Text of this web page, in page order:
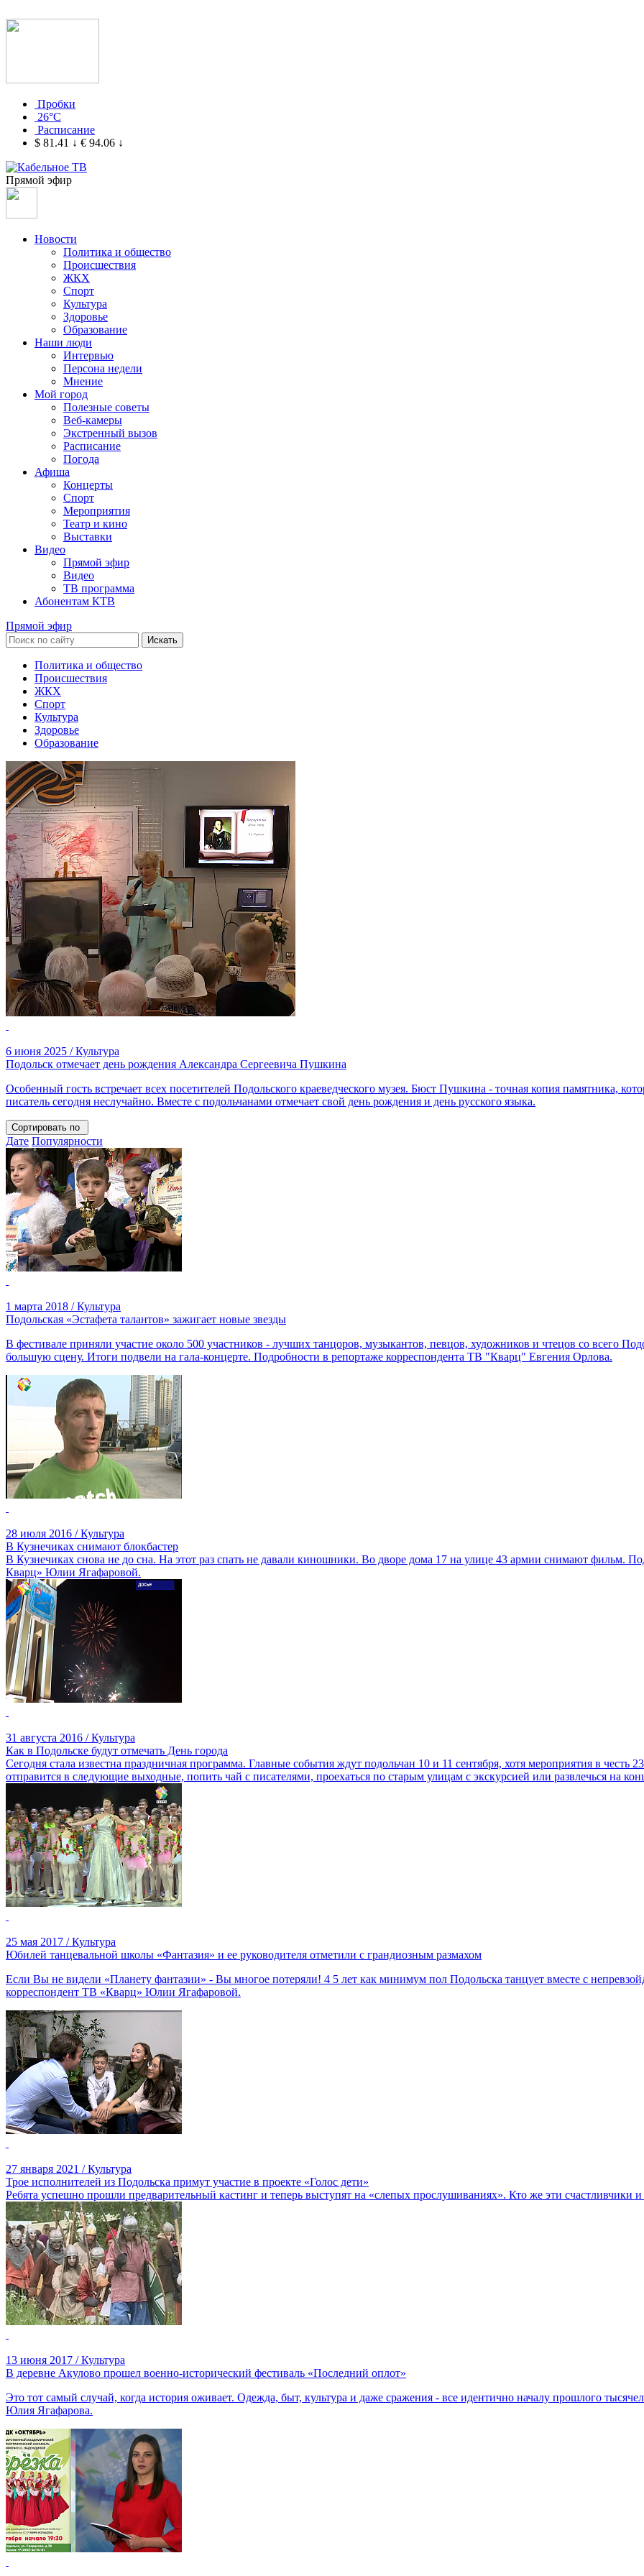
Пробки
26°C
Расписание
$ 81.41 ↓ € 94.06 ↓
Прямой эфир
Новости
Политика и общество
Происшествия
ЖКХ
Спорт
Культура
Здоровье
Образование
Наши люди
Интервью
Персона недели
Мнение
Мой город
Полезные советы
Веб-камеры
Экстренный вызов
Расписание
Погода
Афиша
Концерты
Спорт
Мероприятия
Театр и кино
Выставки
Видео
Прямой эфир
Видео
ТВ программа
Абонентам КТВ
Прямой эфир
Искать
Политика и общество
Происшествия
ЖКХ
Спорт
Культура
Здоровье
Образование
6 июня 2025 / Культура
Подольск отмечает день рождения Александра Сергеевича Пушкина
Особенный гость встречает всех посетителей Подольского краеведческого музея. Бюст Пушкина - точная копия памятника,
писатель сегодня неслучайно. Вместе с подольчанами отмечает свой день рождения и день русского языка.
Сортировать по
Дате Популярности
1 марта 2018 / Культура
Подольская «Эстафета талантов» зажигает новые звезды
В фестивале приняли участие около 500 участников - лучших танцоров, музыкантов, певцов, художников и чтецов со всего
большую сцену. Итоги подвели на гала-концерте. Подробности в репортаже корреспондента ТВ "Кварц" Евгения Орлова.
28 июля 2016 / Культура
В Кузнечиках снимают блокбастер
В Кузнечиках снова не до сна. На этот раз спать не давали киношники. Во дворе дома 17 на улице 43 армии снимают фильм.
Кварц» Юлии Ягафаровой.
31 августа 2016 / Культура
Как в Подольске будут отмечать День города
Сегодня стала известна праздничная программа. Главные события ждут подольчан 10 и 11 сентября, хотя мероприятия в честь
отправится в следующие выходные, попить чай с писателями, проехаться по старым улицам с экскурсией или развлечься на
25 мая 2017 / Культура
Юбилей танцевальной школы «Фантазия» и ее руководителя отметили с грандиозным размахом
Если Вы не видели «Планету фантазии» - Вы многое потеряли! 4 5 лет как минимум пол Подольска танцует вместе с
корреспондент ТВ «Кварц» Юлии Ягафаровой.
27 января 2021 / Культура
Трое исполнителей из Подольска примут участие в проекте «Голос дети»
Ребята успешно прошли предварительный кастинг и теперь выступят на «слепых прослушиваниях». Кто же эти счастливчики и
13 июня 2017 / Культура
В деревне Акулово прошел военно-исторический фестиваль «Последний оплот»
Это тот самый случай, когда история оживает. Одежда, быт, культура и даже сражения - все идентично началу прошлого
Юлия Ягафарова.